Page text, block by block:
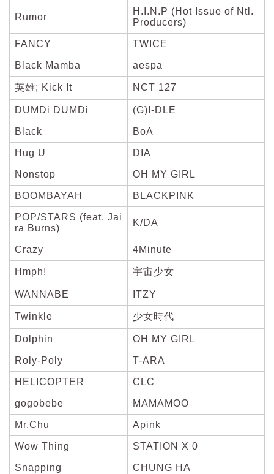
Rumor
H.I.N.P (Hot Issue of Ntl.
Producers)
FANCY TWICE
Black Mamba aespa
英雄; Kick It NCT 127
DUMDi DUMDi (G)I-DLE
Black BoA
Hug U DIA
Nonstop OH MY GIRL
BOOMBAYAH BLACKPINK
POP/STARS (feat. Jai
ra Burns)
K/DA
Crazy 4Minute
Hmph! 宇宙少女
WANNABE ITZY
Twinkle 少女時代
Dolphin OH MY GIRL
Roly-Poly T-ARA
HELICOPTER CLC
gogobebe MAMAMOO
Mr.Chu Apink
Wow Thing STATION X 0
Snapping CHUNG HA